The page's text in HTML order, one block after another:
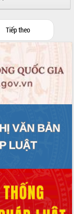
Tiếp theo